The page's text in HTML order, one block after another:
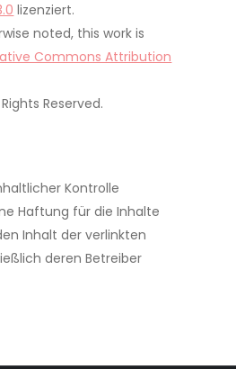
lizenziert.
noted, this work is
Commons Attribution
Reserved.
Kontrolle
Haftung für die Inhalte
Inhalt der verlinkten
deren Betreiber